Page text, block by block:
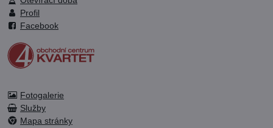
Profil
Facebook
Fotogalerie
Služby
Mapa stránky